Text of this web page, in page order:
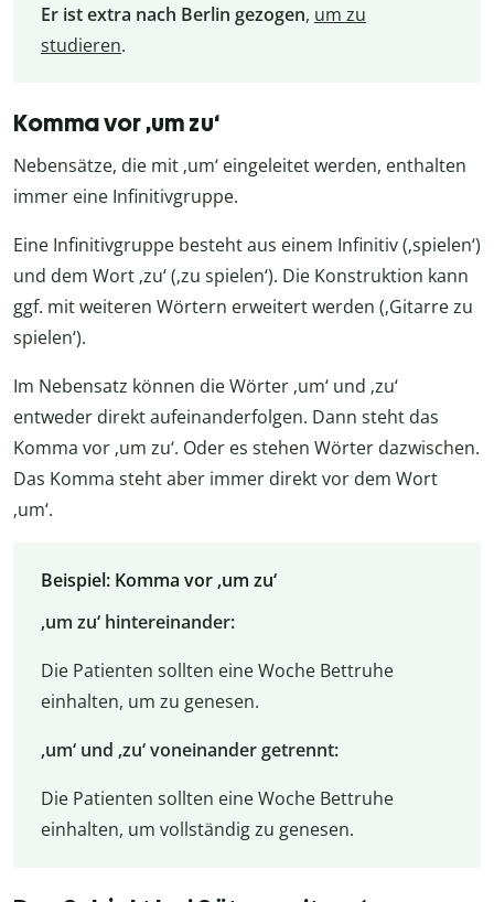
Er ist extra nach Berlin gezogen, um zu
studieren.
Komma vor ‚um zu‘
Nebensätze, die mit ‚um‘ eingeleitet werden, enthalten
immer eine Infinitivgruppe.
Eine Infinitivgruppe besteht aus einem Infinitiv (‚spielen‘)
und dem Wort ‚zu‘ (‚zu spielen‘). Die Konstruktion kann
ggf. mit weiteren Wörtern erweitert werden (‚Gitarre zu
spielen‘).
Im Nebensatz können die Wörter ‚um‘ und ‚zu‘
entweder direkt aufeinanderfolgen. Dann steht das
Komma vor ‚um zu‘. Oder es stehen Wörter dazwischen.
Das Komma steht aber immer direkt vor dem Wort
‚um‘.
Beispiel: Komma vor ‚um zu‘
‚um zu‘ hintereinander:
Die Patienten sollten eine Woche Bettruhe
einhalten, um zu genesen.
‚um‘ und ‚zu‘ voneinander getrennt:
Die Patienten sollten eine Woche Bettruhe
einhalten, um vollständig zu genesen.